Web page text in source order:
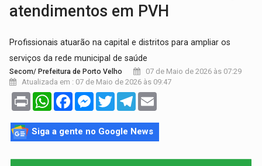
atendimentos em PVH
Profissionais atuarão na capital e distritos para ampliar os
serviços da rede municipal de saúde
Secom/ Prefeitura de Porto Velho
07 de Maio de 2026 às 07:29
Atualizada em : 07 de Maio de 2026 às 09:47
Print WhatsAppFacebookMessenger
TwitterTelegram
Siga a gente no Google News